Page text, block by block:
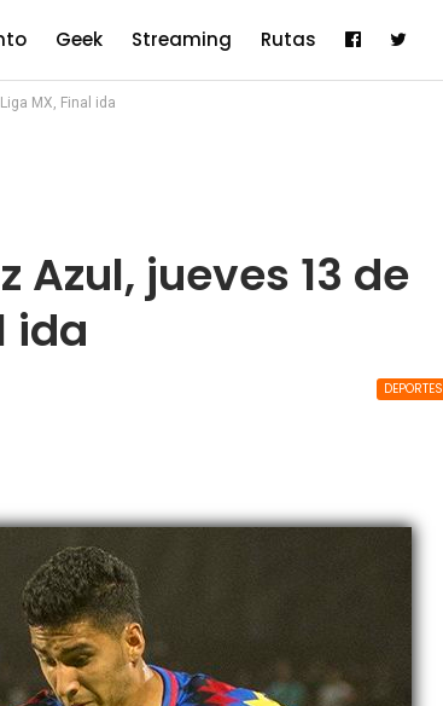
Geek Streaming Rutas
MX, Final ida
Azul, jueves 13 de
ida
DEPORTES